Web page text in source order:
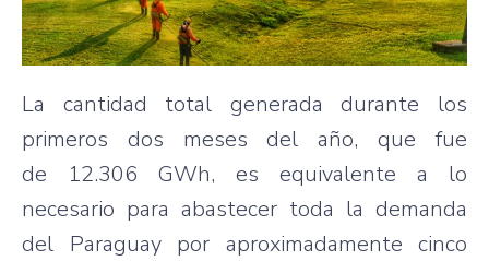
La cantidad total generada durante los
primeros dos meses del año, que fue
de 12.306 GWh, es equivalente a lo
necesario para abastecer toda la demanda
del Paraguay por aproximadamente cinco